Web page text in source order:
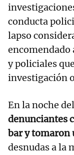
conducta
lapso
encomendado
y policiales
investigación
En la noche
denunciantes
bar y tomaron
desnudas a la